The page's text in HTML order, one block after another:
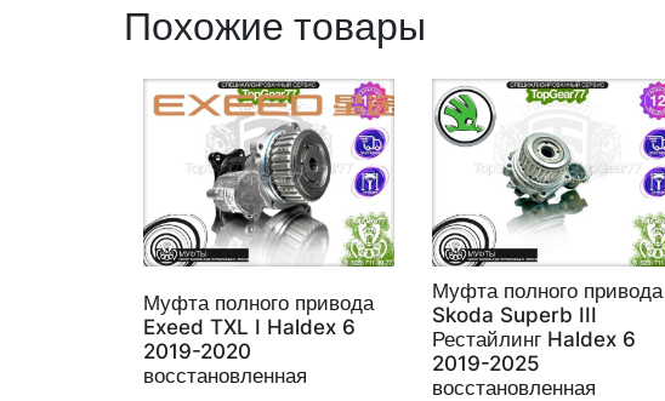
Похожие товары
Муфта полного привода
Exeed TXL I Haldex 6
2019-2020
восстановленная
Муфта полного привода
Skoda Superb III
Рестайлинг Haldex 6
2019-2025
восстановленная